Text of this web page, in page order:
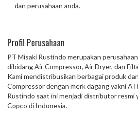
dan perusahaan anda.
Profil Perusahaan
PT Misaki Rustindo merupakan
dibidang Air Compressor, Air Dryer, dan
Kami mendistribusikan berbagai produk
Compressor dengan merk dagang yakni
Rustindo saat ini menjadi distributor resmi
Copco di Indonesia.